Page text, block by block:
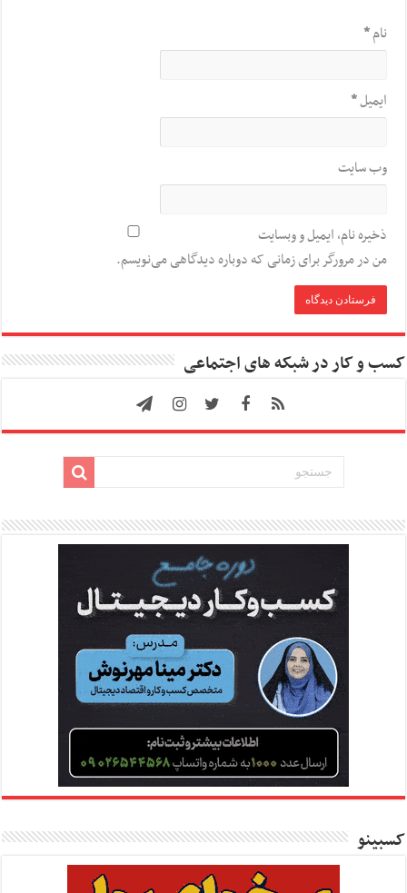
نام*
ایمیل*
وب‌ سایت
ذخیره نام، ایمیل و وبسایت
من در مرورگر برای زمانی که دوباره دیدگاهی می‌نویسم.
کسب و کار در شبکه های اجتماعی
کسبینو